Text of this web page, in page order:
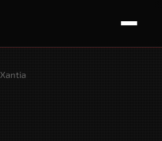
Xantia